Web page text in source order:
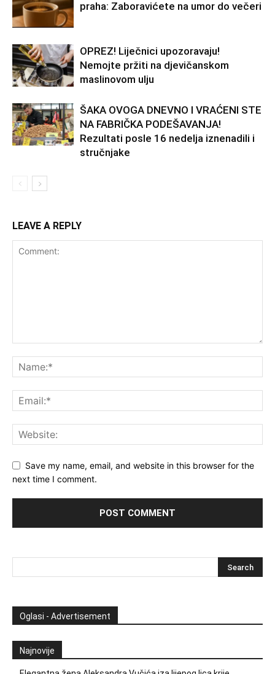
praha: Zaboravićete na umor do večeri
OPREZ! Liječnici upozoravaju!
Nemojte pržiti na djevičanskom
maslinovom ulju
ŠAKA OVOGA DNEVNO I VRAĆENI STE
NA FABRIČKA PODEŠAVANJA!
Rezultati posle 16 nedelja iznenadili i
stručnjake
LEAVE A REPLY
Save my name, email, and website in this browser for the
next time I comment.
Oglasi - Advertisement
Najnovije